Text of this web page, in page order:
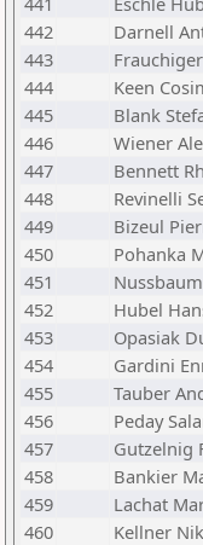
442
Darnell
443
444
Keen
445
Blank
446
Wiener
447
Bennett
448
Revinelli
449
Bizeul
450
Pohanka
451
452
Hubel
453
Opasiak
454
Gardini
455
Tauber
456
Peday
457
Gutzelnig
458
Bankier
459
Lachat
460
Kellner